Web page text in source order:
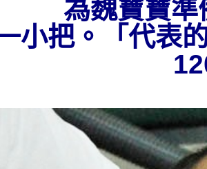
為魏寶寶準
小把。「代表